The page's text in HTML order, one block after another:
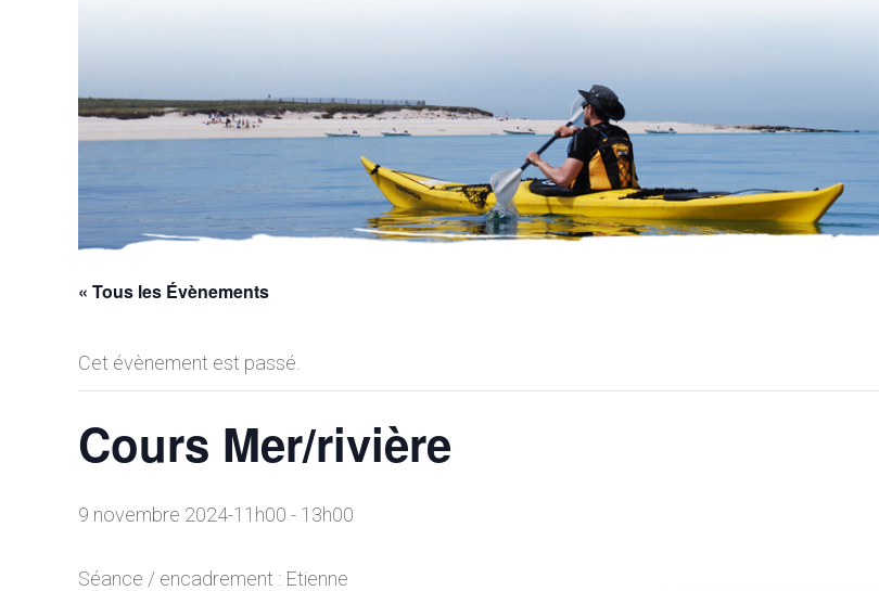
« Tous les Évènements
Cet évènement est passé.
Cours Mer/rivière
9 novembre 2024-11h00 - 13h00
Séance / encadrement : Etienne